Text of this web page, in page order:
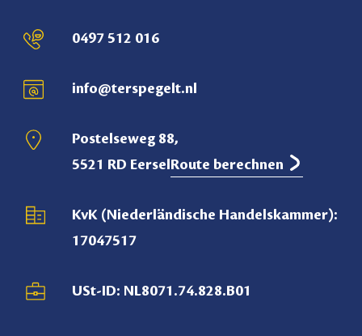
0497 512 016
info@terspegelt.nl
Postelseweg 88,
5521 RD Eersel Route berechnen
KvK (Niederländische Handelskammer):
17047517
USt-ID: NL8071.74.828.B01